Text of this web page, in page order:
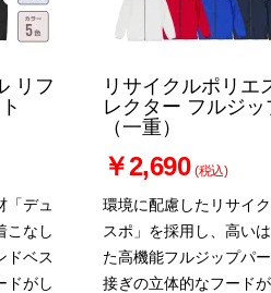
リフ
「デュ
こなし
ドベス
ドがし
リサイクルポリエ
レクター フルジッ
（一重）
￥2,690 (税込)
環境に配慮したリサイ
スポ」を採用し、高い
た高機能フルジップパ
接ぎの立体的なフード